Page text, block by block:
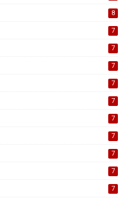
8
7
7
7
7
7
7
7
7
7
7